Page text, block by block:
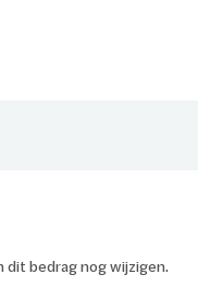
dit bedrag nog wijzigen.